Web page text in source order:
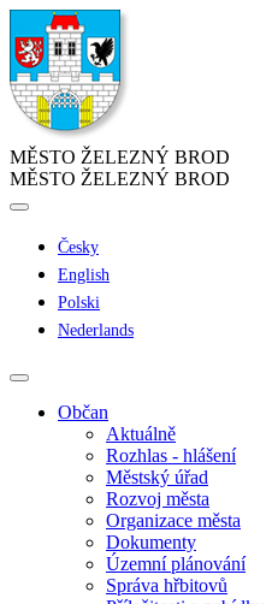
MĚSTO ŽELEZNÝ BROD
MĚSTO ŽELEZNÝ BROD
Česky
English
Polski
Nederlands
Občan
Aktuálně
Rozhlas - hlášení
Městský úřad
Rozvoj města
Organizace města
Dokumenty
Územní plánování
Správa hřbitovů